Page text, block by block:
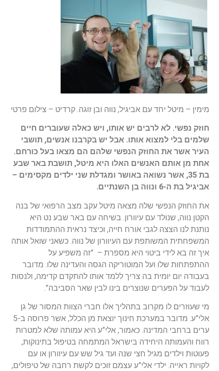
מימין – מיטל יחד עם אביגיל, נווה ובן זוגה. קרדיט – צילום פרטי
חוזק נפשי. לא לרבים יש אותו, ויש כאלה שעוברים חיים
שלמים בלי למצוא אותו. אבל יש בקרבנו אנשים, תושבי
העיר אשר את החוזק הנפשי שלהם הם מצאו בעל כורחם.
אחת מן אותם האנשים האלו היא מיטל, תושבת באר שבע
בת 35, אשר נשואה באושר ומגדלת שני ילדים מקסימים –
אביגיל בת ה-6 ונווה בן השנתיים.
את החוזק הנפשי שלה מצאה מיטל עקב מצב הרפואי של בנה
הקטן נווה, שנולד עם עיוורון. בשיחה עם באר שבע נט היא
נותנת לנו הצצה לגבי אורח חייה, וכיצד נראית ההתמודדות
המשפחתית המשותפת עם העיוורון של נווה. כשאני שואל אותה
איך זה בא לידי ביטוי היא מספרת – ”זה משפיע על
ההתפתחות שלו ועל המוטוריקה הגסה והעדינה שלו. מדובר
בעבודה יום יומית בה צריך ללמד אותו להתקדם קדימה, ולנסות
לעבוד על הפערים שנוצרים בינו לבין שאר הסביבה”.
מי שעוזרים לו מקרוב בתהליך אלו חברי הצוות המסור של גן
אלי”ע. מדובר במערכת חינוך יוצאת מן הכלל, אשר פרוסה ב-5
ערים ברחבי המדינה. כאמור, אלי”ע היא עמותה שלא למטרות
רווח והעמותה היחידה בישראל המתמחה בטיפול בתינוקות,
פעוטות וילדים מגיל חצי שנה ועד גיל שש עם עיוורון או עם
לקויות ראייה. ילדי אלי”ע עצמם זוכים לקשת רחבה של טיפולים,